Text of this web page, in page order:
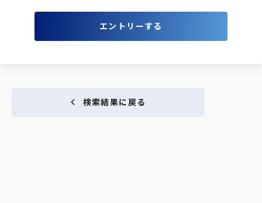
エントリーする
検索結果に戻る